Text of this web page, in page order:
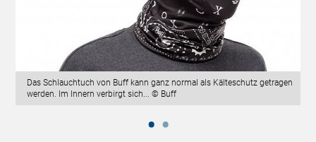
Das Schlauchtuch von Buff kann ganz normal als Kälteschutz getragen
werden. Im Innern verbirgt sich... © Buff